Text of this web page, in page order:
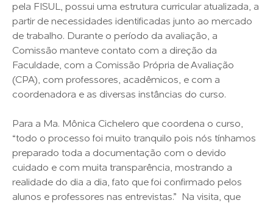
pela FISUL, possui uma estrutura curricular atualizada, a
partir de necessidades identificadas junto ao mercado
de trabalho. Durante o período da avaliação, a
Comissão manteve contato com a direção da
Faculdade, com a Comissão Própria de Avaliação
(CPA), com professores, acadêmicos, e com a
coordenadora e as diversas instâncias do curso.
Para a Ma. Mônica Cichelero que coordena o curso,
“todo o processo foi muito tranquilo pois nós tínhamos
preparado toda a documentação com o devido
cuidado e com muita transparência, mostrando a
realidade do dia a dia, fato que foi confirmado pelos
alunos e professores nas entrevistas.” Na visita, que